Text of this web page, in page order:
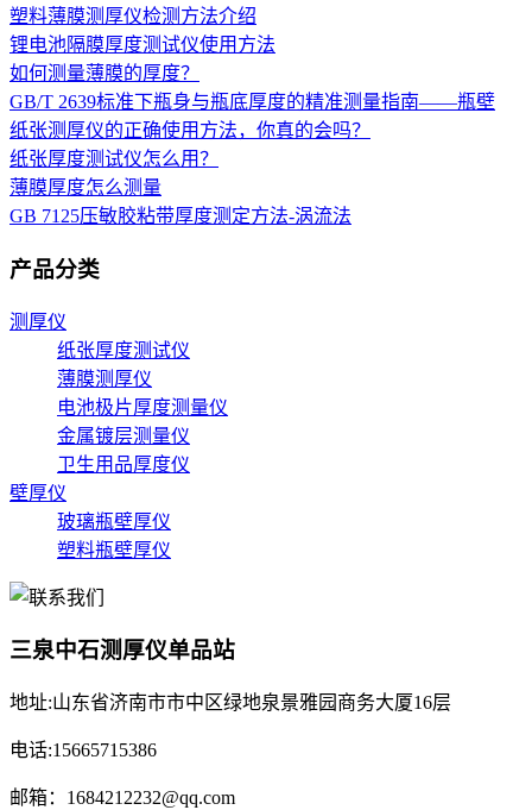
塑料薄膜测厚仪检测方法介绍
锂电池隔膜厚度测试仪使用方法
如何测量薄膜的厚度？
GB/T 2639标准下瓶身与瓶底厚度的精准测量指南——瓶壁
纸张测厚仪的正确使用方法，你真的会吗？
纸张厚度测试仪怎么用？
薄膜厚度怎么测量
GB 7125压敏胶粘带厚度测定方法-涡流法
产品分类
测厚仪
纸张厚度测试仪
薄膜测厚仪
电池极片厚度测量仪
金属镀层测量仪
卫生用品厚度仪
壁厚仪
玻璃瓶壁厚仪
塑料瓶壁厚仪
三泉中石测厚仪单品站
地址:山东省济南市市中区绿地泉景雅园商务大厦16层
电话:15665715386
邮箱：1684212232@qq.com